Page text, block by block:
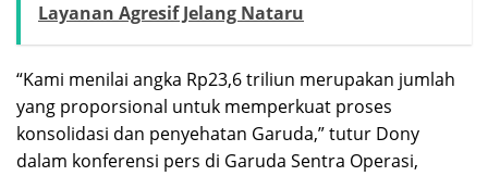
Layanan Agresif Jelang Nataru
“Kami menilai angka Rp23,6 triliun merupakan jumlah
yang proporsional untuk memperkuat proses
konsolidasi dan penyehatan Garuda,” tutur Dony
dalam konferensi pers di Garuda Sentra Operasi,